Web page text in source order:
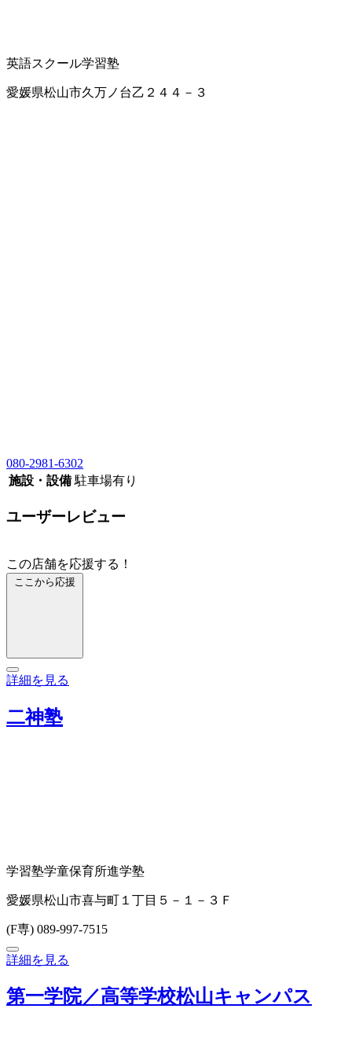
英語スクール学習塾
愛媛県松山市久万ノ台乙２４４－３
080-2981-6302
施設・設備 駐車場有り
ユーザーレビュー
この店舗を応援する！
ここから応援
詳細を見る
二神塾
学習塾学童保育所進学塾
愛媛県松山市喜与町１丁目５－１－３Ｆ
(F専) 089-997-7515
詳細を見る
第一学院／高等学校松山キャンパス